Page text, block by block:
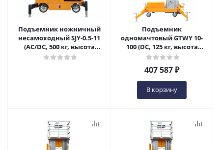
Подъемник ножничный
несамоходный SJY-0.5-11
(AC/DC, 500 кг, высота
подъема 11 м) SMART в
Подъемник
одномачтовый GTWY 10-
100 (DC, 125 кг, высота
подъема 10 м) SMART в
407 587₽
В корзину